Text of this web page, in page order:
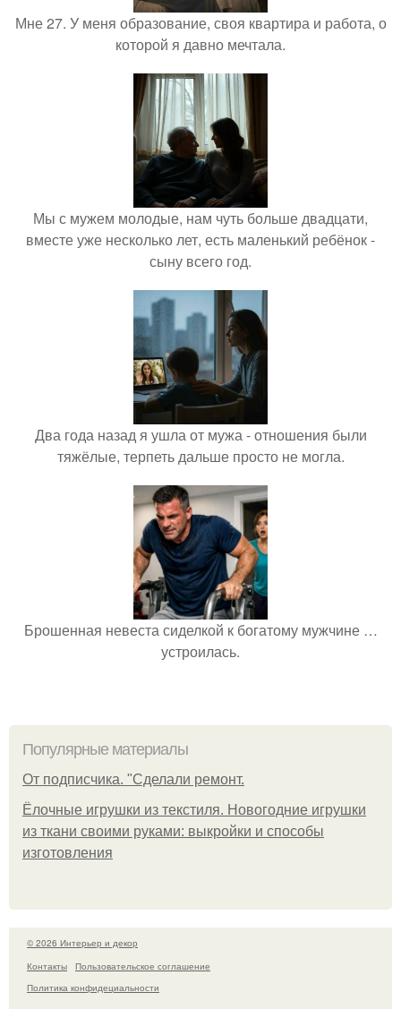
Мне 27. У меня образование, своя квартира и работа, о
которой я давно мечтала.
Мы с мужем молодые, нам чуть больше двадцати,
вместе уже несколько лет, есть маленький ребёнок -
сыну всего год.
Два года назад я ушла от мужа - отношения были
тяжёлые, терпеть дальше просто не могла.
Брошенная невеста сиделкой к богатому мужчине …
устроилась.
Популярные материалы
От подписчика. "Сделали ремонт.
Ёлочные игрушки из текстиля. Новогодние игрушки
из ткани своими руками: выкройки и способы
изготовления
© 2026 Интерьер и декор
Контакты
Пользовательское соглашение
Политика конфидециальности